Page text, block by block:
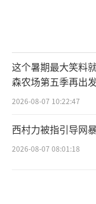
这个暑期最大笑料
森农场第五季再出发
2026-08-07 10:22:47
西村力被指引导网
2026-08-07 08:01:18